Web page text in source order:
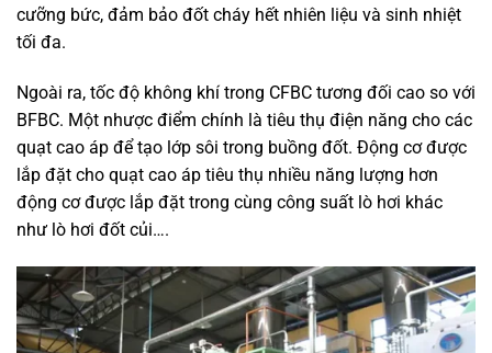
cưỡng bức, đảm bảo đốt cháy hết nhiên liệu và sinh nhiệt
tối đa.
Ngoài ra, tốc độ không khí trong CFBC tương đối cao so với
BFBC. Một nhược điểm chính là tiêu thụ điện năng cho các
quạt cao áp để tạo lớp sôi trong buồng đốt. Động cơ được
lắp đặt cho quạt cao áp tiêu thụ nhiều năng lượng hơn
động cơ được lắp đặt trong cùng công suất lò hơi khác
như lò hơi đốt củi….